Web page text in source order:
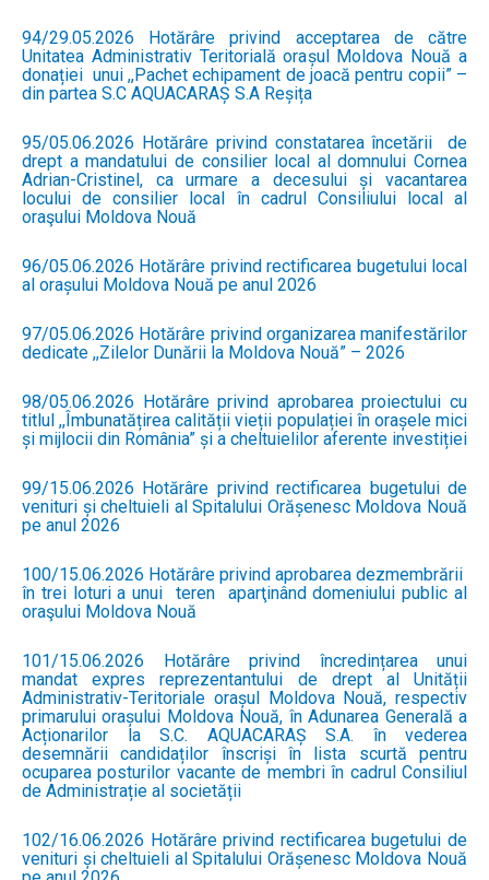
94/29.05.2026 Hotărâre privind acceptarea de către
Unitatea Administrativ Teritorială orașul Moldova Nouă a
donației unui ,,Pachet echipament de joacă pentru copii” –
din partea S.C AQUACARAȘ S.A Reșița
95/05.06.2026 Hotărâre privind constatarea încetării de
drept a mandatului de consilier local al domnului Cornea
Adrian-Cristinel, ca urmare a decesului și vacantarea
locului de consilier local în cadrul Consiliului local al
oraşului Moldova Nouă
96/05.06.2026 Hotărâre privind rectificarea bugetului local
al orașului Moldova Nouă pe anul 2026
97/05.06.2026 Hotărâre privind organizarea manifestărilor
dedicate ,,Zilelor Dunării la Moldova Nouă” – 2026
98/05.06.2026 Hotărâre privind aprobarea proiectului cu
titlul ,,Îmbunatățirea calității vieții populației în orașele mici
și mijlocii din România” și a cheltuielilor aferente investiției
99/15.06.2026 Hotărâre privind rectificarea bugetului de
venituri și cheltuieli al Spitalului Orășenesc Moldova Nouă
pe anul 2026
100/15.06.2026 Hotărâre privind aprobarea dezmembrării
în trei loturi a unui teren aparţinând domeniului public al
oraşului Moldova Nouă
101/15.06.2026 Hotărâre privind încredințarea unui
mandat expres reprezentantului de drept al Unității
Administrativ-Teritoriale orașul Moldova Nouă, respectiv
primarului orașului Moldova Nouă, în Adunarea Generală a
Acționarilor la S.C. AQUACARAȘ S.A. în vederea
desemnării candidaților înscriși în lista scurtă pentru
ocuparea posturilor vacante de membri în cadrul Consiliul
de Administrație al societății
102/16.06.2026 Hotărâre privind rectificarea bugetului de
venituri și cheltuieli al Spitalului Orășenesc Moldova Nouă